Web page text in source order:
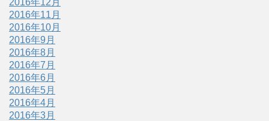
2016年11月
2016年10月
2016年9月
2016年8月
2016年7月
2016年6月
2016年5月
2016年4月
2016年3月